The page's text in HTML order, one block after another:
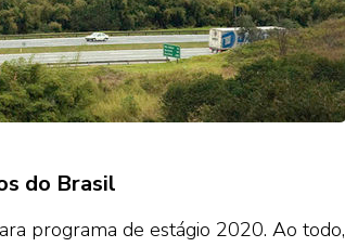
do Brasil
programa de estágio 2020. Ao todo,